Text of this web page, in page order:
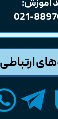
آموزش:
021-
ارتباطی